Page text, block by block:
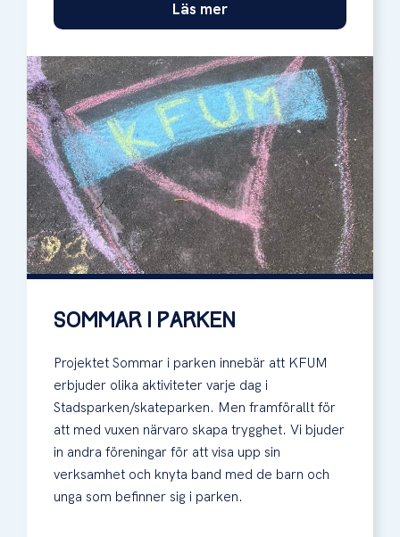
Läs mer
SOMMAR I PARKEN
Projektet Sommar i parken innebär att KFUM
erbjuder olika aktiviteter varje dag i
Stadsparken/skateparken. Men framförallt för
att med vuxen närvaro skapa trygghet. Vi bjuder
in andra föreningar för att visa upp sin
verksamhet och knyta band med de barn och
unga som befinner sig i parken.